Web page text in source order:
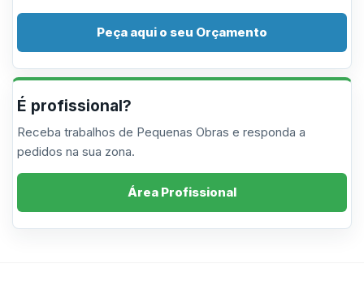
Peça aqui o seu Orçamento
É profissional?
Receba trabalhos de Pequenas Obras e responda a
pedidos na sua zona.
Área Profissional